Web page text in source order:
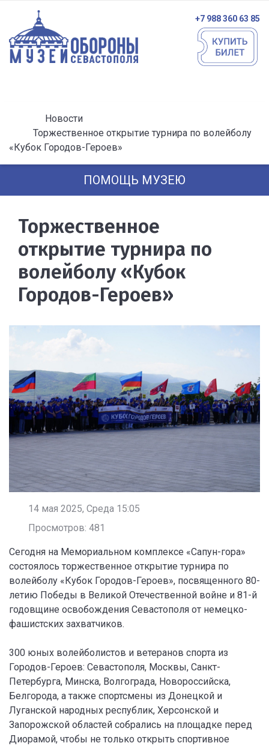
+7 988 360 63 85
Новости
Торжественное открытие турнира по волейболу
«Кубок Городов-Героев»
ПОМОЩЬ МУЗЕЮ
Торжественное
открытие турнира по
волейболу «Кубок
Городов-Героев»
14 мая 2025, Среда 15:05
Просмотров: 481
Сегодня на Мемориальном комплексе «Сапун-гора»
состоялось торжественное открытие турнира по
волейболу «Кубок Городов-Героев», посвященного 80-
летию Победы в Великой Отечественной войне и 81-й
годовщине освобождения Севастополя от немецко-
фашистских захватчиков.
300 юных волейболистов и ветеранов спорта из
Городов-Героев: Севастополя, Москвы, Санкт-
Петербурга, Минска, Волгограда, Новороссийска,
Белгорода, а также спортсмены из Донецкой и
Луганской народных республик, Херсонской и
Запорожской областей собрались на площадке перед
Диорамой, чтобы не только открыть спортивное